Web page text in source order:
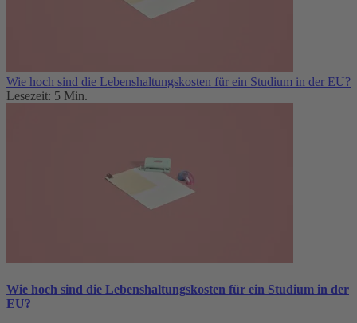
Wie hoch sind die Lebenshaltungskosten für ein Studium in der EU?
Lesezeit: 5 Min.
Wie hoch sind die Lebenshaltungskosten für ein Studium in der
EU?